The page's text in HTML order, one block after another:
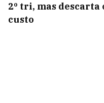
2º tri, mas
custo